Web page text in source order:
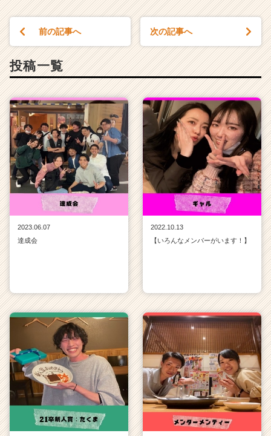
前の記事へ 次の記事へ
投稿一覧
2023.06.07
達成会
2022.10.13
【いろんなメンバーがいます！】